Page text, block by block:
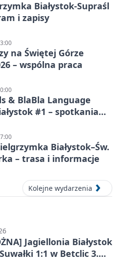
Białystok-Supraśl
i zapisy
na Świętej Górze
– wspólna praca
& BlaBla Language
#1 – spotkania
Białystok–Św.
– trasa i informacje
Kolejne wydarzenia
Jagiellonia Białystok
1:1 w Betclic 3.